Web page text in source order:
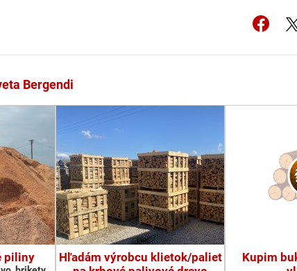
Bergendi
piliny
Hľadám výrobcu klietok/paliet
Kupim